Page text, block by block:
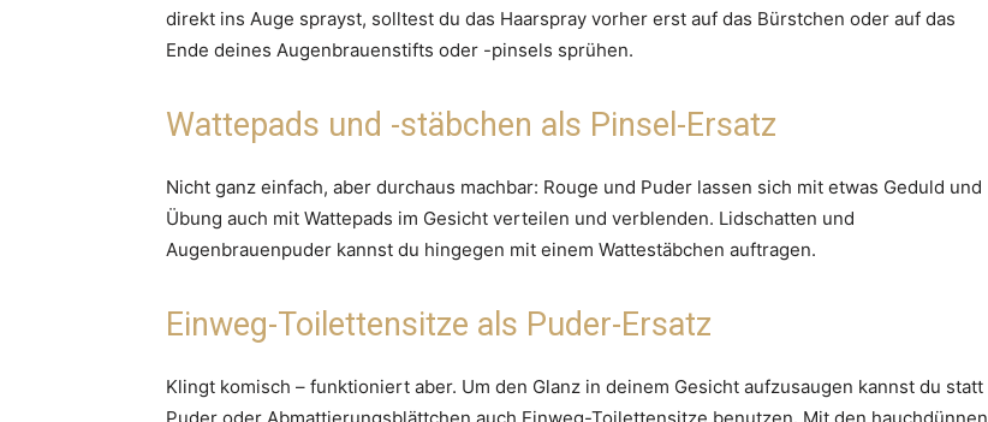
direkt ins Auge sprayst, solltest du das Haarspray vorher erst auf das Bürstchen oder auf das
Ende deines Augenbrauenstifts oder -pinsels sprühen.
Wattepads und -stäbchen als Pinsel-Ersatz
Nicht ganz einfach, aber durchaus machbar: Rouge und Puder lassen sich mit etwas Geduld und
Übung auch mit Wattepads im Gesicht verteilen und verblenden. Lidschatten und
Augenbrauenpuder kannst du hingegen mit einem Wattestäbchen auftragen.
Einweg-Toilettensitze als Puder-Ersatz
Klingt komisch – funktioniert aber. Um den Glanz in deinem Gesicht aufzusaugen kannst du statt